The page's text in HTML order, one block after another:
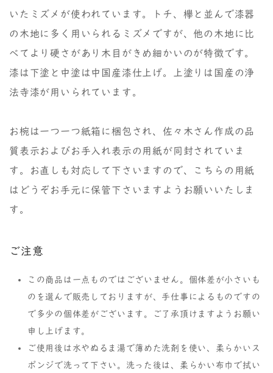
いたミズメが使われています。トチ、欅と並んで漆器
の木地に多く用いられるミズメですが、他の木地に比
べてより硬さがあり木目がきめ細かいのが特徴です。
漆は下塗と中塗は中国産漆仕上げ。上塗りは国産の浄
法寺漆が用いられています。
お椀は一つ一つ紙箱に梱包され、佐々木さん作成の品
質表示およびお手入れ表示の用紙が同封されていま
す。お直しも対応して下さいますので、こちらの用紙
はどうぞお手元に保管下さいますようお願いいたしま
す。
ご注意
この商品は一点ものではございません。個体差が小さいも
のを選んで販売しておりますが、手仕事によるものですの
で多少の個体差がございます。ご了承頂けますようお願い
申し上げます。
ご使用後は水やぬるま湯で薄めた洗剤を使い、柔らかいス
ポンジで洗って下さい。洗った後は、柔らかい布巾で拭い